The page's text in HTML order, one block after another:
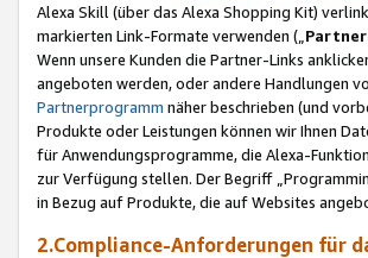
Alexa Skill (über das Alexa Shopping Kit)
markierten Link-Formate verwenden („
Wenn unsere Kunden die Partner-Links
angeboten werden, oder andere Handlungen
Partnerprogramm näher beschrieben (und
Produkte oder Leistungen können wir Ihnen
für Anwendungsprogramme, die Alexa-
zur Verfügung stellen. Der Begriff
in Bezug auf Produkte, die auf Websites
2.Compliance-Anforderungen für